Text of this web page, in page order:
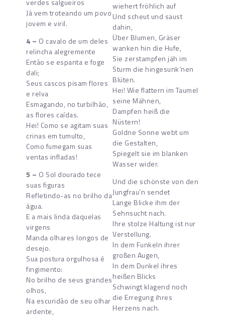
verdes salgueiros
Já vem troteando um povo
jovem e viril.
4 – O cavalo de um deles
relincha alegremente
Então se espanta e foge
dali;
Seus cascos pisam flores
e relva
Esmagando, no turbilhão,
as flores caídas.
Hei! Como se agitam suas
crinas em tumulto,
Como fumegam suas
ventas infladas!
5 – O Sol dourado tece
suas figuras
Refletindo-as no brilho da
água.
E a mais linda daquelas
virgens
Manda olhares longos de
desejo.
Sua postura orgulhosa é
fingimento:
No brilho de seus grandes
olhos,
Na escuridão de seu olhar
ardente,
wiehert fröhlich auf
Und scheut und saust
dahin,
Über Blumen, Gräser
wanken hin die Hufe,
Sie zerstampfen jäh im
Sturm die hingesunk’nen
Blüten.
Hei! Wie flattern im Taumel
seine Mähnen,
Dampfen heiß die
Nüstern!
Goldne Sonne webt um
die Gestalten,
Spiegelt sie im blanken
Wasser wider.
Und die schönste von den
Jungfrau’n sendet
Lange Blicke ihm der
Sehnsucht nach.
Ihre stolze Haltung ist nur
Verstellung.
In dem Funkeln ihrer
großen Augen,
In dem Dunkel ihres
heißen Blicks
Schwingt klagend noch
die Erregung ihres
Herzens nach.